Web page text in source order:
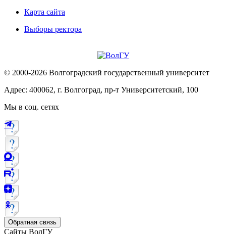
Карта сайта
Выборы ректора
© 2000-2026 Волгоградский государственный университет
Адрес: 400062, г. Волгоград, пр-т Университетский, 100
Мы в соц. сетях
Обратная связь
Сайты ВолГУ